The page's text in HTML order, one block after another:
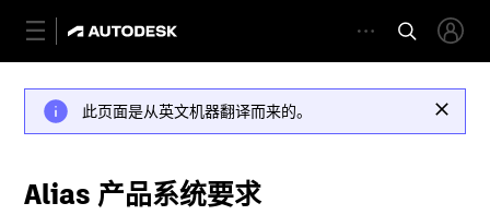
此页面是从英文机器翻译而来的。
Alias 产品系统要求